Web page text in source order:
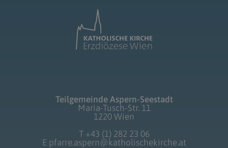
Teilgemeinde Aspern-Seestadt
Maria-Tusch-Str. 11
1220 Wien
T +43 (1) 282 23 06
E pfarre.aspern@katholischekirche.at